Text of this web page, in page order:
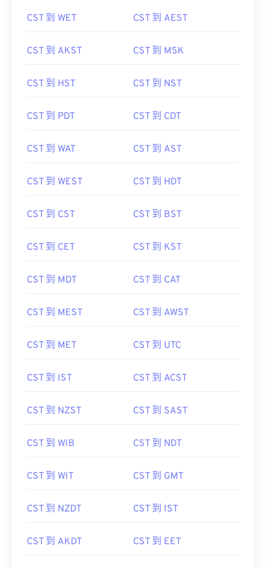
CST 到 WET CST 到 AEST
CST 到 AKST CST 到 MSK
CST 到 HST CST 到 NST
CST 到 PDT CST 到 CDT
CST 到 WAT CST 到 AST
CST 到 WEST CST 到 HDT
CST 到 CST CST 到 BST
CST 到 CET CST 到 KST
CST 到 MDT CST 到 CAT
CST 到 MEST CST 到 AWST
CST 到 MET CST 到 UTC
CST 到 IST CST 到 ACST
CST 到 NZST CST 到 SAST
CST 到 WIB CST 到 NDT
CST 到 WIT CST 到 GMT
CST 到 NZDT CST 到 IST
CST 到 AKDT CST 到 EET